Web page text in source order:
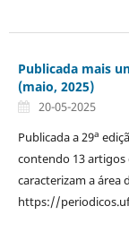
Publicada mais
(maio, 2025)
20-05-2025
Publicada a 29a
contendo 13 artigos
caracterizam a área
https://